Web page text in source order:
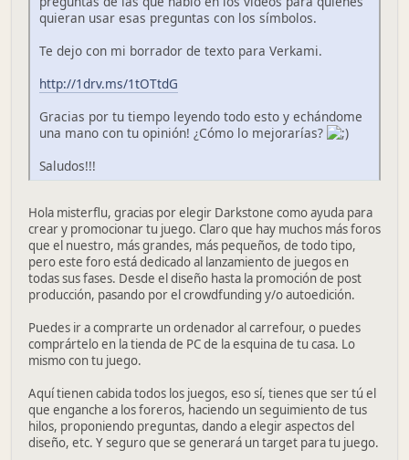
quieran usar esas preguntas con los símbolos.
Te dejo con mi borrador de texto para Verkami.
http://1drv.ms/1tOTtdG
Gracias por tu tiempo leyendo todo esto y echándome
una mano con tu opinión! ¿Cómo lo mejorarías?
Saludos!!!
Hola misterflu, gracias por elegir Darkstone como ayuda para
crear y promocionar tu juego. Claro que hay muchos más foros
que el nuestro, más grandes, más pequeños, de todo tipo,
pero este foro está dedicado al lanzamiento de juegos en
todas sus fases. Desde el diseño hasta la promoción de post
producción, pasando por el crowdfunding y/o autoedición.
Puedes ir a comprarte un ordenador al carrefour, o puedes
comprártelo en la tienda de PC de la esquina de tu casa. Lo
mismo con tu juego.
Aquí tienen cabida todos los juegos, eso sí, tienes que ser tú el
que enganche a los foreros, haciendo un seguimiento de tus
hilos, proponiendo preguntas, dando a elegir aspectos del
diseño, etc. Y seguro que se generará un target para tu juego.